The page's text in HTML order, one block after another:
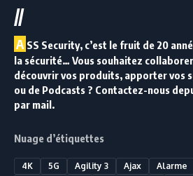
//
A SS Security, c’est le fruit de 20
la sécurité… Vous souhaitez
découvrir vos produits, apporter vos
ou de Podcasts ? Contactez-nous
par mail.
Nuage d’étiquettes
4K 5G Agility 3 Ajax Alarme